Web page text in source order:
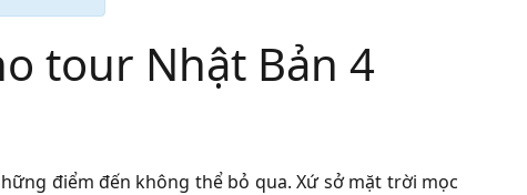
tour Nhật Bản 4
điểm đến không thể bỏ qua. Xứ sở mặt trời mọc